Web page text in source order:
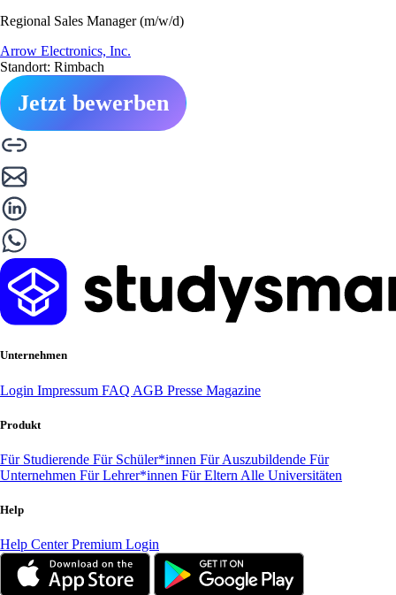
Regional Sales Manager (m/w/d)
Arrow Electronics, Inc.
Standort: Rimbach
Jetzt bewerben
Unternehmen
Login Impressum FAQ AGB Presse Magazine
Produkt
Für Studierende Für Schüler*innen Für Auszubildende Für
Unternehmen Für Lehrer*innen Für Eltern Alle Universitäten
Help
Help CenterPremium Login